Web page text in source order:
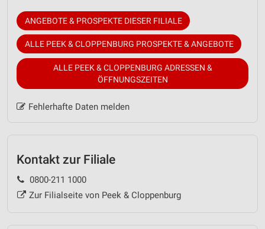
ANGEBOTE & PROSPEKTE DIESER FILIALE
ALLE PEEK & CLOPPENBURG PROSPEKTE & ANGEBOTE
ALLE PEEK & CLOPPENBURG ADRESSEN &
ÖFFNUNGSZEITEN
Fehlerhafte Daten melden
Kontakt zur Filiale
0800-211 1000
Zur Filialseite von Peek & Cloppenburg